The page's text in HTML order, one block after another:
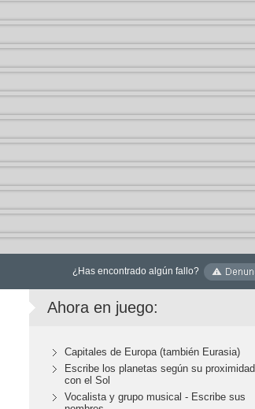
¿Has encontrado algún fallo?
Ahora en juego:
Capitales de Europa (también Eurasia)
Escribe los planetas según su proximidad
con el Sol
Vocalista y grupo musical - Escribe sus